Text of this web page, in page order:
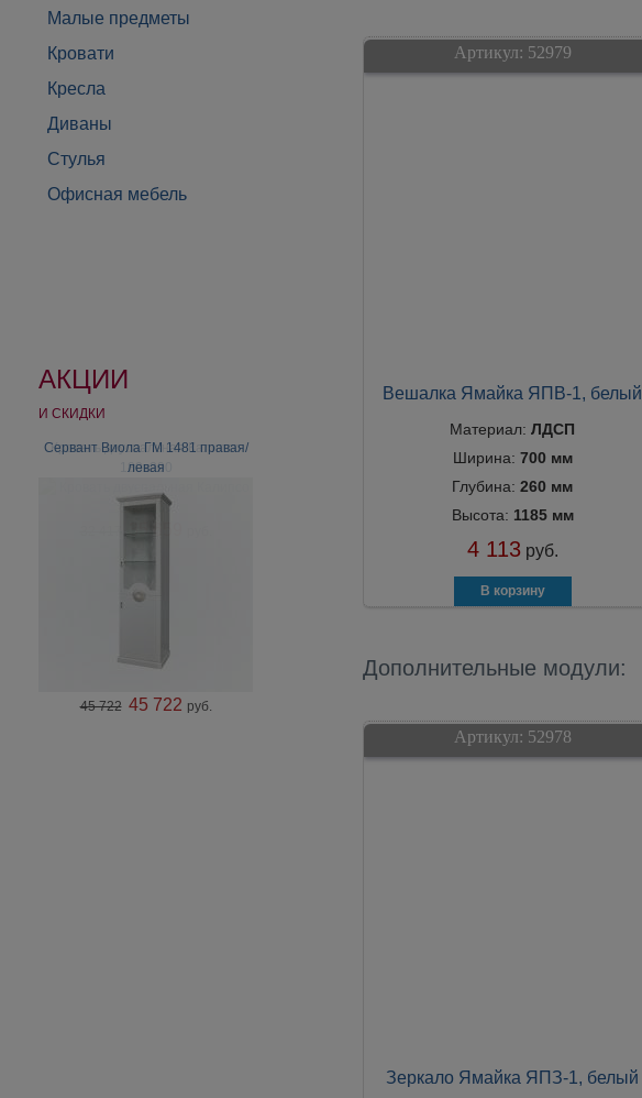
Малые предметы
Кровати
Кресла
Диваны
Стулья
Офисная мебель
АКЦИИ
И СКИДКИ
Сервант Виола ГМ 1481 правая/
левая
45 722 45 722 руб.
Артикул: 52979
Вешалка Ямайка ЯПВ-1, белый
Материал: ЛДСП
Ширина: 700 мм
Глубина: 260 мм
Высота: 1185 мм
4 113 руб.
Дополнительные модули:
Артикул: 52978
Зеркало Ямайка ЯПЗ-1, белый